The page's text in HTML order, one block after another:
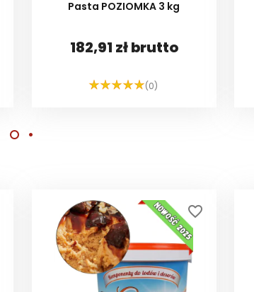
Pasta POZIOMKA 3 kg
182,91 zł brutto
(0)
favorite_border